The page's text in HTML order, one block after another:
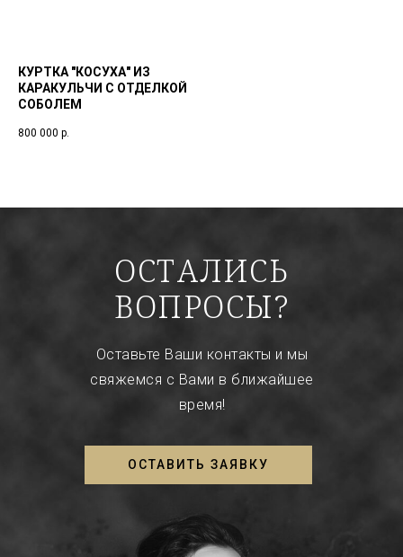
КУРТКА "КОСУХА" ИЗ
КАРАКУЛЬЧИ С ОТДЕЛКОЙ
СОБОЛЕМ
800 000 р.
ОСТАЛИСЬ
ВОПРОСЫ?
Оставьте Ваши контакты и мы
свяжемся с Вами в ближайшее
время!
ОСТАВИТЬ ЗАЯВКУ